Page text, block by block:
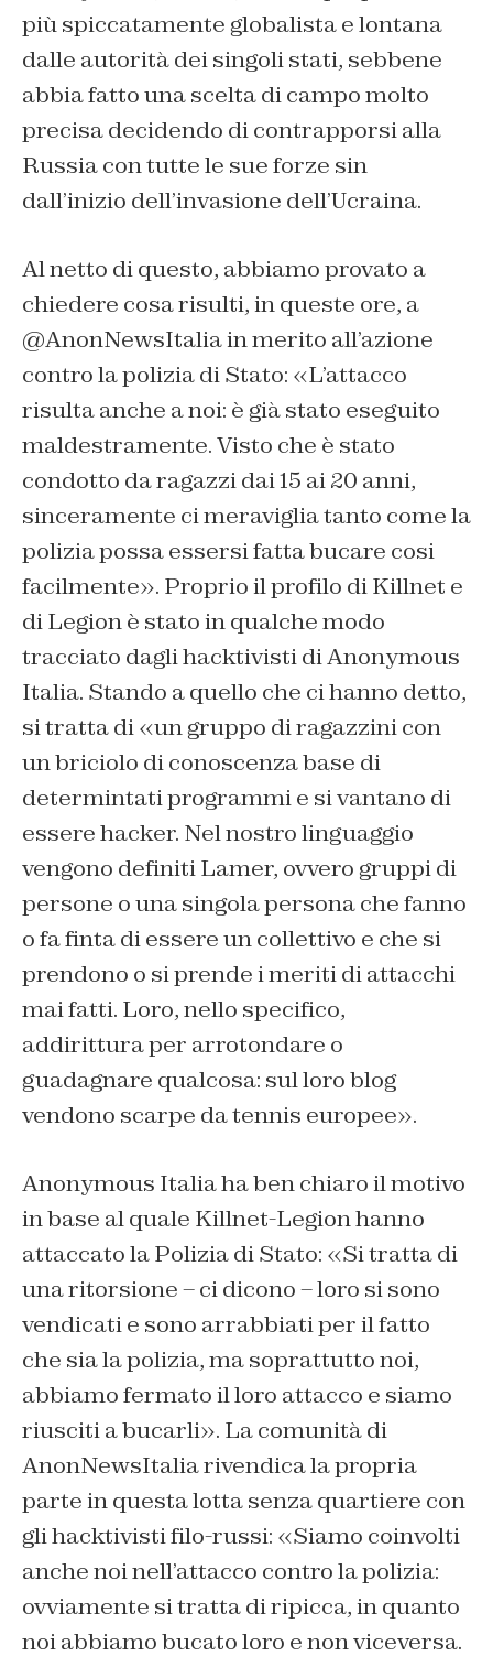
più spiccatamente globalista e lontana
dalle autorità dei singoli stati, sebbene
abbia fatto una scelta di campo molto
precisa decidendo di contrapporsi alla
Russia con tutte le sue forze sin
dall’inizio dell’invasione dell’Ucraina.
Al netto di questo, abbiamo provato a
chiedere cosa risulti, in queste ore, a
@AnonNewsItalia in merito all’azione
contro la polizia di Stato: «L’attacco
risulta anche a noi: è già stato eseguito
maldestramente. Visto che è stato
condotto da ragazzi dai 15 ai 20 anni,
sinceramente ci meraviglia tanto come la
polizia possa essersi fatta bucare cosi
facilmente». Proprio il profilo di Killnet e
di Legion è stato in qualche modo
tracciato dagli hacktivisti di Anonymous
Italia. Stando a quello che ci hanno detto,
si tratta di «un gruppo di ragazzini con
un briciolo di conoscenza base di
determintati programmi e si vantano di
essere hacker. Nel nostro linguaggio
vengono definiti Lamer, ovvero gruppi di
persone o una singola persona che fanno
o fa finta di essere un collettivo e che si
prendono o si prende i meriti di attacchi
mai fatti. Loro, nello specifico,
addirittura per arrotondare o
guadagnare qualcosa: sul loro blog
vendono scarpe da tennis europee».
Anonymous Italia ha ben chiaro il motivo
in base al quale Killnet-Legion hanno
attaccato la Polizia di Stato: «Si tratta di
una ritorsione – ci dicono – loro si sono
vendicati e sono arrabbiati per il fatto
che sia la polizia, ma soprattutto noi,
abbiamo fermato il loro attacco e siamo
riusciti a bucarli». La comunità di
AnonNewsItalia rivendica la propria
parte in questa lotta senza quartiere con
gli hacktivisti filo-russi: «Siamo coinvolti
anche noi nell’attacco contro la polizia:
ovviamente si tratta di ripicca, in quanto
noi abbiamo bucato loro e non viceversa.